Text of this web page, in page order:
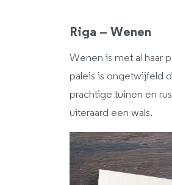
Riga – Wenen
Wenen is met al haar
paleis is ongetwijfeld
prachtige tuinen en
uiteraard een wals.